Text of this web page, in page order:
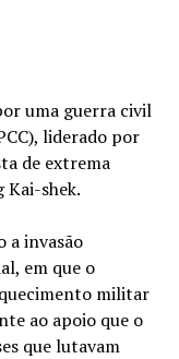
uma guerra civil
liderado por
de extrema
Kai-shek.
a invasão
em que o
militar
ao apoio que o
que lutavam